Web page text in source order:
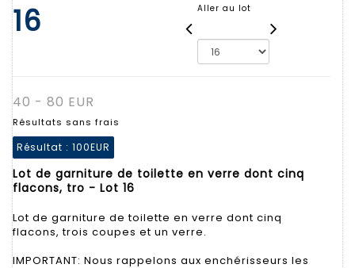
16 Aller au lot
40 - 80 EUR
Résultats sans frais
Résultat : 100EUR
Lot de garniture de toilette en verre dont cinq
flacons, tro - Lot 16
Lot de garniture de toilette en verre dont cinq
flacons, trois coupes et un verre.
IMPORTANT: Nous rappelons aux enchérisseurs les